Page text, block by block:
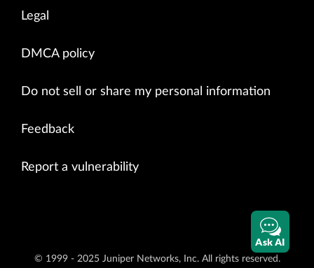
Legal
DMCA policy
Do not sell or share my personal information
Feedback
Report a vulnerability
© 1999 - 2025 Juniper Networks, Inc. All rights reserved.
Ask AI